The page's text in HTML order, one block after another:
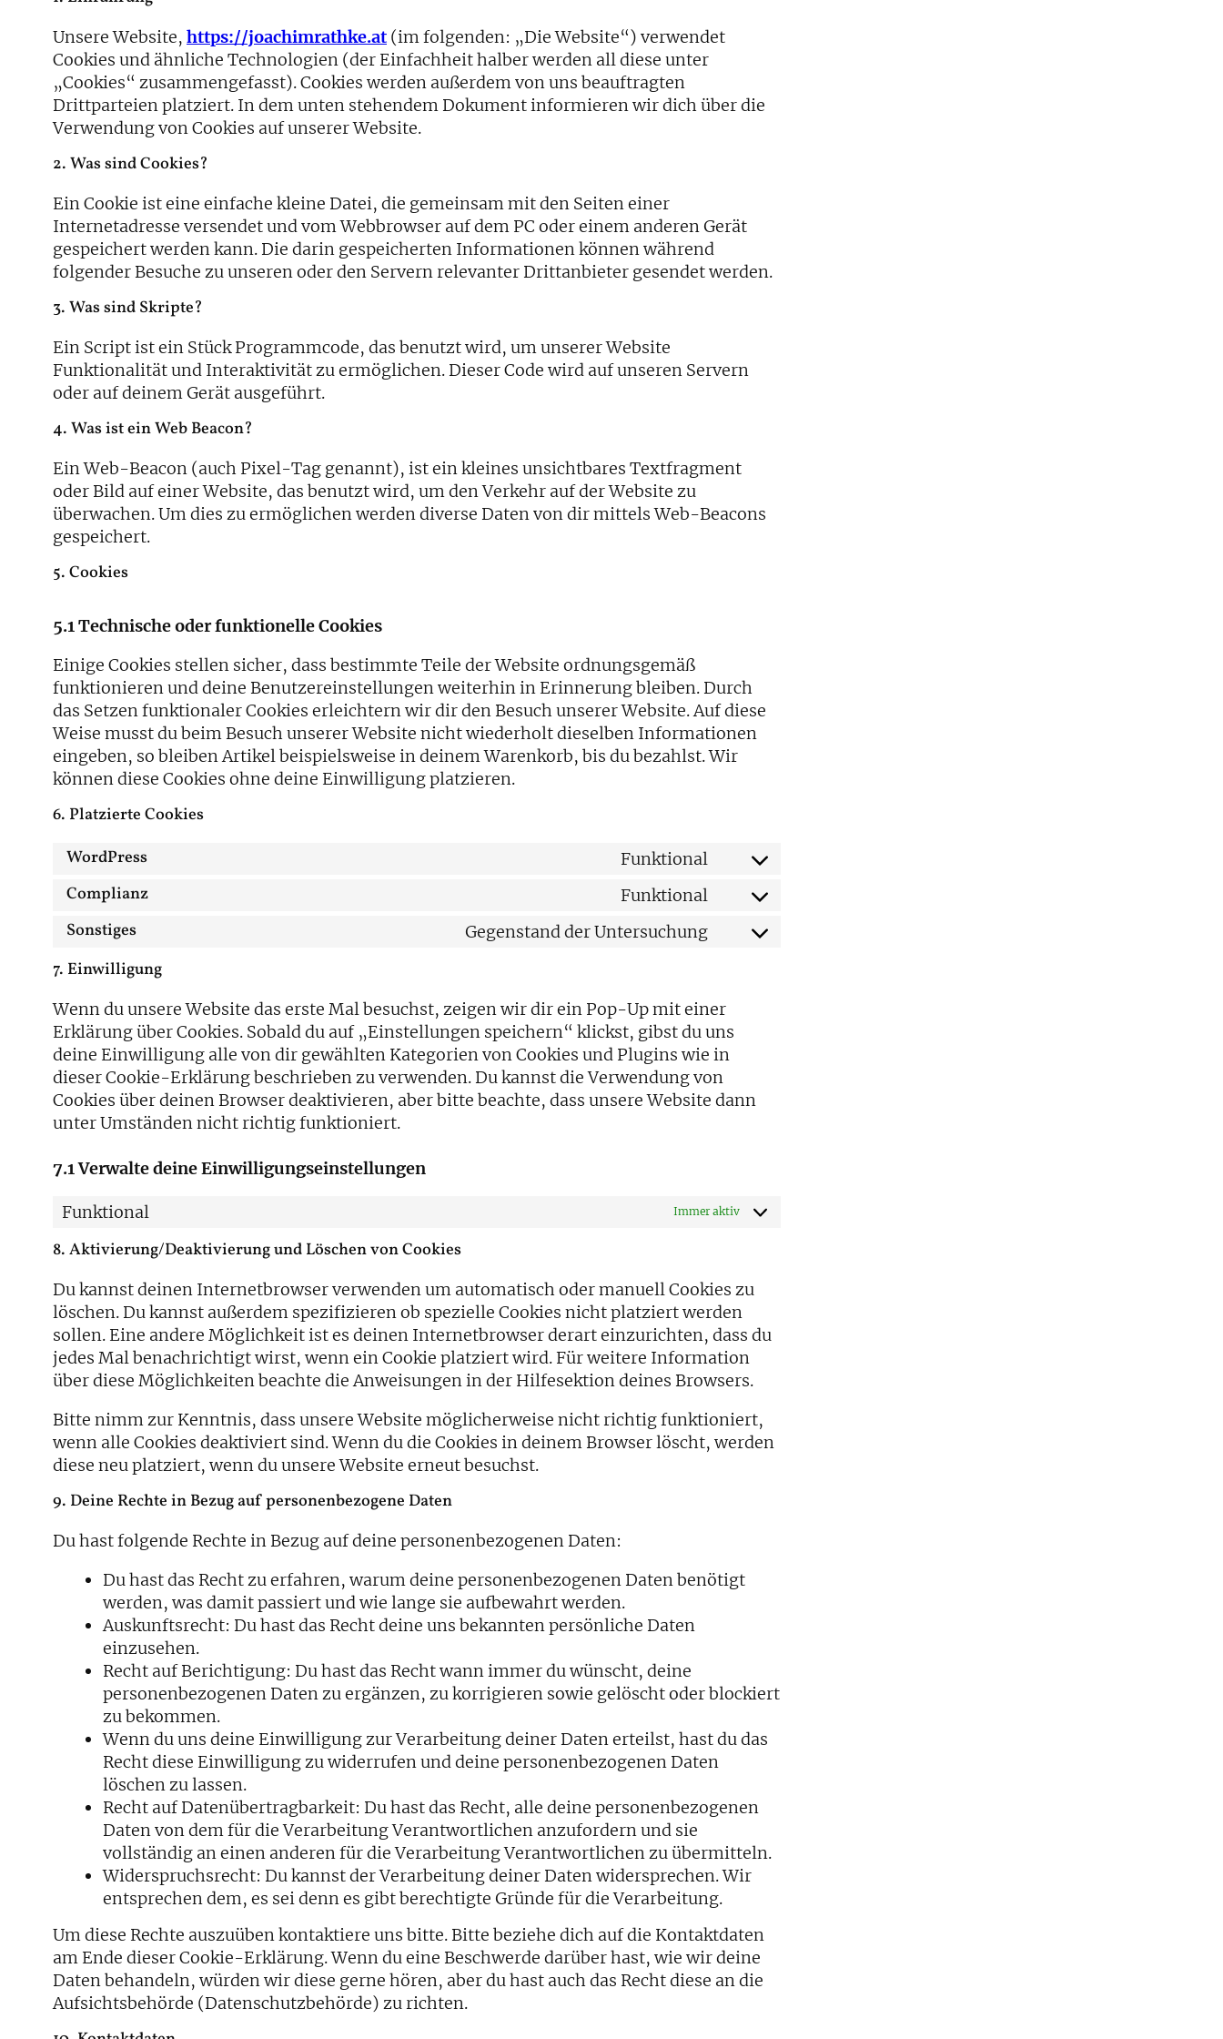
Unsere Website, https://joachimrathke.at (im folgenden: „Die Website“) verwendet
Cookies und ähnliche Technologien (der Einfachheit halber werden all diese unter
„Cookies“ zusammengefasst). Cookies werden außerdem von uns beauftragten
Drittparteien platziert. In dem unten stehendem Dokument informieren wir dich über die
Verwendung von Cookies auf unserer Website.
2. Was sind Cookies?
Ein Cookie ist eine einfache kleine Datei, die gemeinsam mit den Seiten einer
Internetadresse versendet und vom Webbrowser auf dem PC oder einem anderen Gerät
gespeichert werden kann. Die darin gespeicherten Informationen können während
folgender Besuche zu unseren oder den Servern relevanter Drittanbieter gesendet werden.
3. Was sind Skripte?
Ein Script ist ein Stück Programmcode, das benutzt wird, um unserer Website
Funktionalität und Interaktivität zu ermöglichen. Dieser Code wird auf unseren Servern
oder auf deinem Gerät ausgeführt.
4. Was ist ein Web Beacon?
Ein Web-Beacon (auch Pixel-Tag genannt), ist ein kleines unsichtbares Textfragment
oder Bild auf einer Website, das benutzt wird, um den Verkehr auf der Website zu
überwachen. Um dies zu ermöglichen werden diverse Daten von dir mittels Web-Beacons
gespeichert.
5. Cookies
5.1 Technische oder funktionelle Cookies
Einige Cookies stellen sicher, dass bestimmte Teile der Website ordnungsgemäß
funktionieren und deine Benutzereinstellungen weiterhin in Erinnerung bleiben. Durch
das Setzen funktionaler Cookies erleichtern wir dir den Besuch unserer Website. Auf diese
Weise musst du beim Besuch unserer Website nicht wiederholt dieselben Informationen
eingeben, so bleiben Artikel beispielsweise in deinem Warenkorb, bis du bezahlst. Wir
können diese Cookies ohne deine Einwilligung platzieren.
6. Platzierte Cookies
WordPress
Funktional
Consent
wordpress
Complianz Funktional
Consent
Sonstiges Gegenstand der Untersuchung
Consent
sonstiges
7. Einwilligung
Wenn du unsere Website das erste Mal besuchst, zeigen wir dir ein Pop-Up mit einer
Erklärung über Cookies. Sobald du auf „Einstellungen speichern“ klickst, gibst du uns
deine Einwilligung alle von dir gewählten Kategorien von Cookies und Plugins wie in
dieser Cookie-Erklärung beschrieben zu verwenden. Du kannst die Verwendung von
Cookies über deinen Browser deaktivieren, aber bitte beachte, dass unsere Website dann
unter Umständen nicht richtig funktioniert.
7.1 Verwalte deine Einwilligungseinstellungen
Funktional Immer aktiv
8. Aktivierung/Deaktivierung und Löschen von Cookies
Du kannst deinen Internetbrowser verwenden um automatisch oder manuell Cookies zu
löschen. Du kannst außerdem spezifizieren ob spezielle Cookies nicht platziert werden
sollen. Eine andere Möglichkeit ist es deinen Internetbrowser derart einzurichten, dass du
jedes Mal benachrichtigt wirst, wenn ein Cookie platziert wird. Für weitere Information
über diese Möglichkeiten beachte die Anweisungen in der Hilfesektion deines Browsers.
Bitte nimm zur Kenntnis, dass unsere Website möglicherweise nicht richtig funktioniert,
wenn alle Cookies deaktiviert sind. Wenn du die Cookies in deinem Browser löscht, werden
diese neu platziert, wenn du unsere Website erneut besuchst.
9. Deine Rechte in Bezug auf personenbezogene Daten
Du hast folgende Rechte in Bezug auf deine personenbezogenen Daten:
Du hast das Recht zu erfahren, warum deine personenbezogenen Daten benötigt
werden, was damit passiert und wie lange sie aufbewahrt werden.
Auskunftsrecht: Du hast das Recht deine uns bekannten persönliche Daten
einzusehen.
Recht auf Berichtigung: Du hast das Recht wann immer du wünscht, deine
personenbezogenen Daten zu ergänzen, zu korrigieren sowie gelöscht oder blockiert
zu bekommen.
Wenn du uns deine Einwilligung zur Verarbeitung deiner Daten erteilst, hast du das
Recht diese Einwilligung zu widerrufen und deine personenbezogenen Daten
löschen zu lassen.
Recht auf Datenübertragbarkeit: Du hast das Recht, alle deine personenbezogenen
Daten von dem für die Verarbeitung Verantwortlichen anzufordern und sie
vollständig an einen anderen für die Verarbeitung Verantwortlichen zu übermitteln.
Widerspruchsrecht: Du kannst der Verarbeitung deiner Daten widersprechen. Wir
entsprechen dem, es sei denn es gibt berechtigte Gründe für die Verarbeitung.
Um diese Rechte auszuüben kontaktiere uns bitte. Bitte beziehe dich auf die Kontaktdaten
am Ende dieser Cookie-Erklärung. Wenn du eine Beschwerde darüber hast, wie wir deine
Daten behandeln, würden wir diese gerne hören, aber du hast auch das Recht diese an die
Aufsichtsbehörde (Datenschutzbehörde) zu richten.